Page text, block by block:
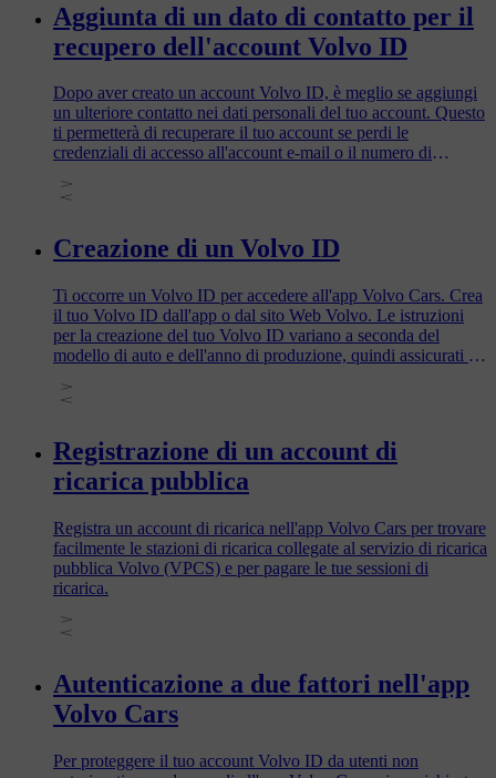
Aggiunta di un dato di contatto per il
recupero dell'account Volvo ID
Dopo aver creato un account Volvo ID, è meglio se aggiungi
un ulteriore contatto nei dati personali del tuo account. Questo
ti permetterà di recuperare il tuo account se perdi le
credenziali di accesso all'account e-mail o il numero di
creazione del tuo Volvo ID. In questo modo, non dovrai
Creazione di un Volvo ID
Ti occorre un Volvo ID per accedere all'app Volvo Cars. Crea
il tuo Volvo ID dall'app o dal sito Web Volvo. Le istruzioni
per la creazione del tuo Volvo ID variano a seconda del
modello di auto e dell'anno di produzione, quindi assicurati di
Registrazione di un account di
ricarica pubblica
Registra un account di ricarica nell'app Volvo Cars per trovare
facilmente le stazioni di ricarica collegate al servizio di ricarica
pubblica Volvo (VPCS) e per pagare le tue sessioni di
ricarica.
Autenticazione a due fattori nell'app
Volvo Cars
Per proteggere il tuo account Volvo ID da utenti non